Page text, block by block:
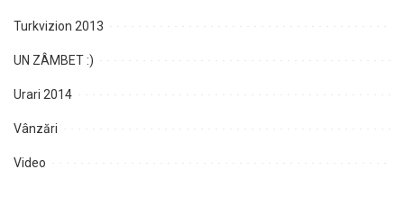
Turkvizion 2013
UN ZÂMBET :)
Urari 2014
Vânzări
Video